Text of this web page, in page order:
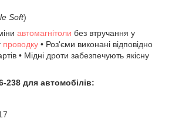
Soft)
автомагнітоли без втручання у
проводку • Роз'єми виконані відповідно
• Мідні дроти забезпечують якісну
238 для автомобілів: